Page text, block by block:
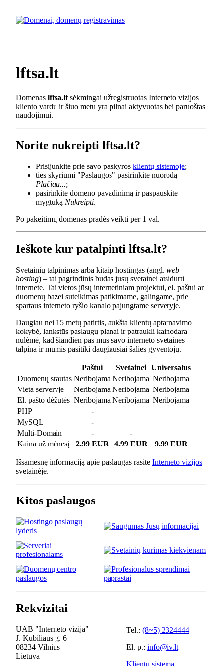
lftsa.lt
Domenas lftsa.lt sėkmingai užregistruotas Interneto vizijos
kliento vardu ir šiuo metu yra pilnai aktyvuotas bei paruoštas
naudojimui.
Norite nukreipti lftsa.lt?
Prisijunkite prie savo paskyros klientų sistemoje;
ties skyriumi "Paslaugos" pasirinkite nuorodą
Plačiau...;
pasirinkite domeno pavadinimą ir paspauskite
mygtuką Nukreipti.
Po pakeitimų domenas pradės veikti per 1 val.
Ieškote kur patalpinti lftsa.lt?
Svetainių talpinimas arba kitaip hostingas (angl. web
hosting) – tai pagrindinis būdas jūsų svetainei atsidurti
internete. Tai vietos jūsų internetiniam projektui, el. paštui ar
duomenų bazei suteikimas patikimame, galingame, prie
spartaus interneto ryšio kanalo pajungtame serveryje.
Daugiau nei 15 metų patirtis, aukšta klientų aptarnavimo
kokybė, lankstūs paslaugų planai ir patraukli kainodara
nulėmė, kad šiandien pas mus savo interneto svetaines
talpina ir mumis pasitiki daugiausiai šalies gyventojų.
Paštui Svetainei
Universalus
Duomenų srautas Neribojama Neribojama Neribojama
Vieta serveryje
Neribojama Neribojama Neribojama
El. pašto dėžutės Neribojama Neribojama Neribojama
PHP
- +
+
MySQL
- +
+
Multi-Domain
- -
+
Kaina už mėnesį
2.99 EUR 4.99 EUR 9.99 EUR
Išsamesnę informaciją apie paslaugas rasite Interneto vizijos
svetainėje.
Kitos paslaugos
Rekvizitai
UAB "Interneto vizija"
J. Kubiliaus g. 6
08234 Vilnius
Lietuva
Tel.: (8~5) 2324444
El. p.: info@iv.lt
Klientų sistema